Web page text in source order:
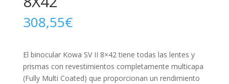
308,55€
El binocular Kowa SV II 8×42 tiene todas las lentes y
prismas con revestimientos completamente multicapa
(Fully Multi Coated) que proporcionan un rendimiento